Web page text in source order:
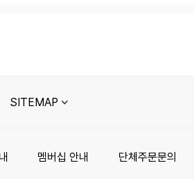
SITEMAP
멤버십 안내 단체주문문의